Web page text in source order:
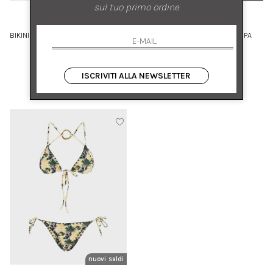
BIKINI IN MICROFIBRA CON STAMPA
€ 289.00
-50%
€ 144.50
€ 299.00
€ 149.50
nuovi arrivi
saldi
sul tuo primo ordine
ISCRIVITI ALLA NEWSLETTER